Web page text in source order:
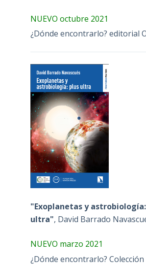
NUEVO octubre 2021
¿Dónde encontrarlo? editorial
"Exoplanetas y
ultra", David Barrado
NUEVO marzo 2021
¿Dónde encontrarlo? Colección